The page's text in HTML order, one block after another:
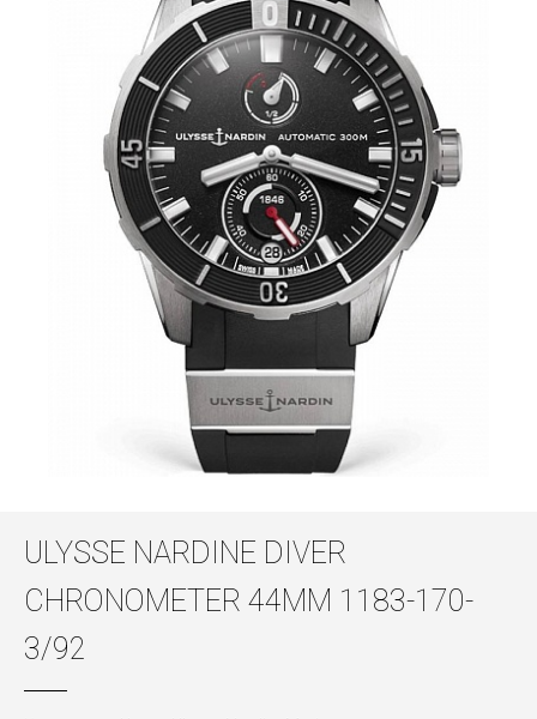
ULYSSE NARDINE DIVER
CHRONOMETER 44MM 1183-170-
3/92